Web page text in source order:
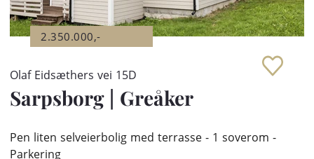
2.350.000,-
Olaf Eidsæthers vei 15D
Sarpsborg | Greåker
Pen liten selveierbolig med terrasse - 1 soverom -
Parkering